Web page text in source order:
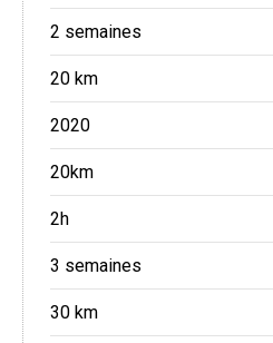
2 semaines
20 km
2020
20km
2h
3 semaines
30 km